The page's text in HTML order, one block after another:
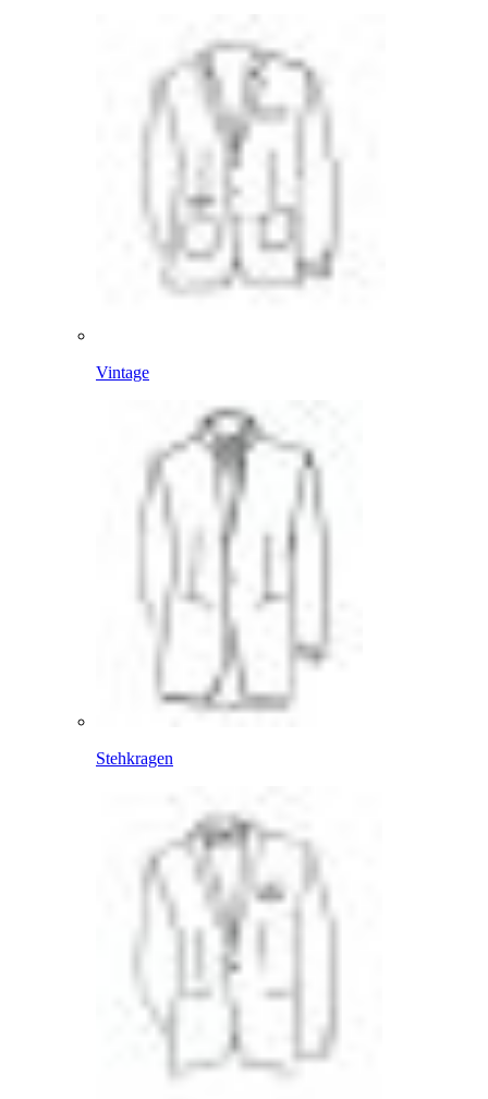
Vintage
Stehkragen